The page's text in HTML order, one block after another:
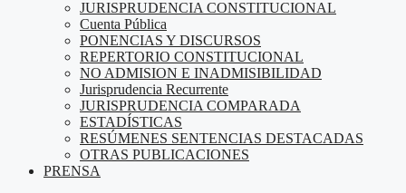
JURISPRUDENCIA CONSTITUCIONAL
Cuenta Pública
PONENCIAS Y DISCURSOS
REPERTORIO CONSTITUCIONAL
NO ADMISION E INADMISIBILIDAD
Jurisprudencia Recurrente
JURISPRUDENCIA COMPARADA
ESTADÍSTICAS
RESÚMENES SENTENCIAS DESTACADAS
OTRAS PUBLICACIONES
PRENSA